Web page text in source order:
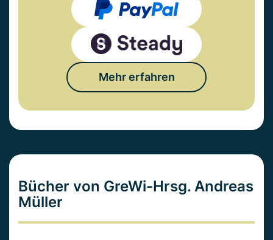
Mehr erfahren
Bücher von GreWi-Hrsg. Andreas
Müller